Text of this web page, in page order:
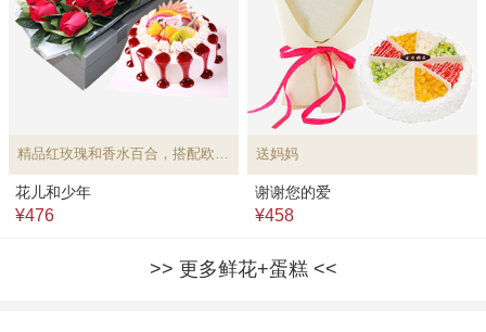
花儿和少年
¥476
送妈妈
谢谢您的爱
¥458
更多鲜花+蛋糕